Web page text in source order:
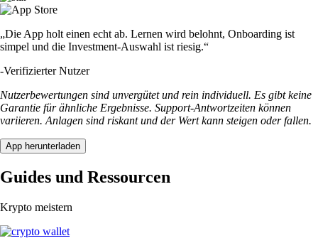
„Die App holt einen echt ab. Lernen wird belohnt, Onboarding ist
simpel und die Investment-Auswahl ist riesig.“
-Verifizierter Nutzer
Nutzerbewertungen sind unvergütet und rein individuell. Es gibt keine
Garantie für ähnliche Ergebnisse. Support-Antwortzeiten können
variieren. Anlagen sind riskant und der Wert kann steigen oder fallen.
App herunterladen
Guides und Ressourcen
Krypto meistern